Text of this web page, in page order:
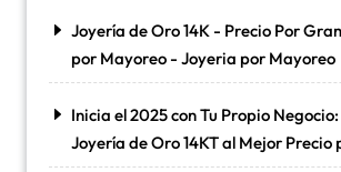
Joyería de Oro 14K - Precio Por
por Mayoreo - Joyeria por Mayoreo
Inicia el 2025 con Tu Propio
Joyería de Oro 14KT al Mejor Precio